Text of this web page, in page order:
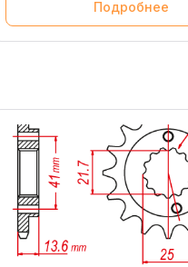
Подробнее